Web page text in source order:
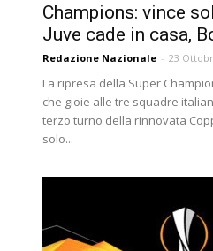
Champions: vince
Juve cade in casa,
Redazione Nazionale - 23
La ripresa della Super
che gioie alle tre squadre
terzo turno della rinnovata
solo...